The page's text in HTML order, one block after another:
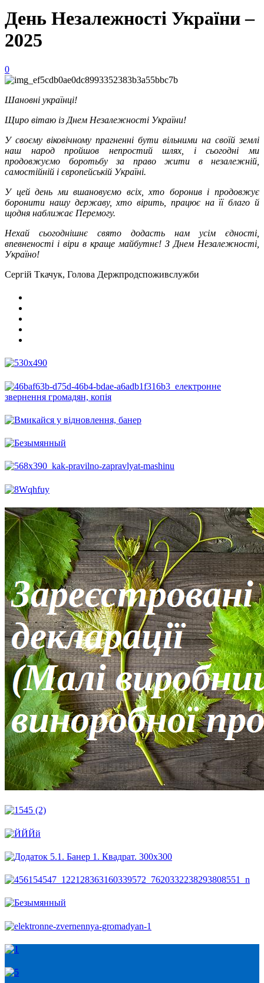
День Незалежності України –
2025
0
Шановні українці!
Щиро вітаю із Днем Незалежності України!
У своєму віковічному прагненні бути вільними на своїй землі
наш народ пройшов непростий шлях, і сьогодні ми
продовжуємо боротьбу за право жити в незалежній,
самостійній і європейській Україні.
У цей день ми вшановуємо всіх, хто боронив і продовжує
боронити нашу державу, хто вірить, працює на її благо й
щодня наближає Перемогу.
Нехай сьогоднішнє свято додасть нам усім єдності,
впевненості і віри в краще майбутнє! З Днем Незалежності,
Україно!
Сергій Ткачук, Голова Держпродспоживслужби